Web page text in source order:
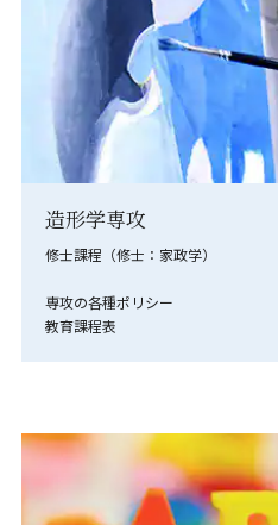
造形学専攻
修士課程（修士：家政学）
専攻の各種ポリシー
教育課程表